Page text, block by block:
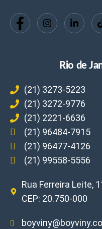
Rio de
(21) 3273-5223
(21) 3272-9776
(21) 2221-6636
(21) 96484-7915
(21) 96477-4126
(21) 99558-5556
Rua Ferreira Leite,
CEP: 20.750-000